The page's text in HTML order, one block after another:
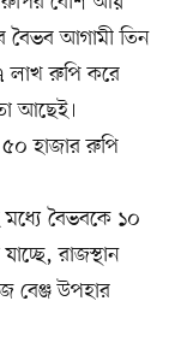
বৈভব আগামী তিন
লাখ রুপি করে
আছেই।
হাজার রুপি
মধ্যে বৈভবকে ১০
রাজস্থান
বেঞ্জ উপহার